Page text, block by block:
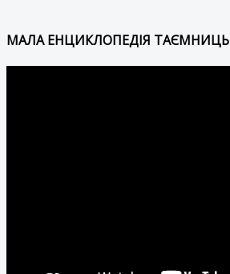
МАЛА ЕНЦИКЛОПЕДІЯ ТАЄМНИЦЬ